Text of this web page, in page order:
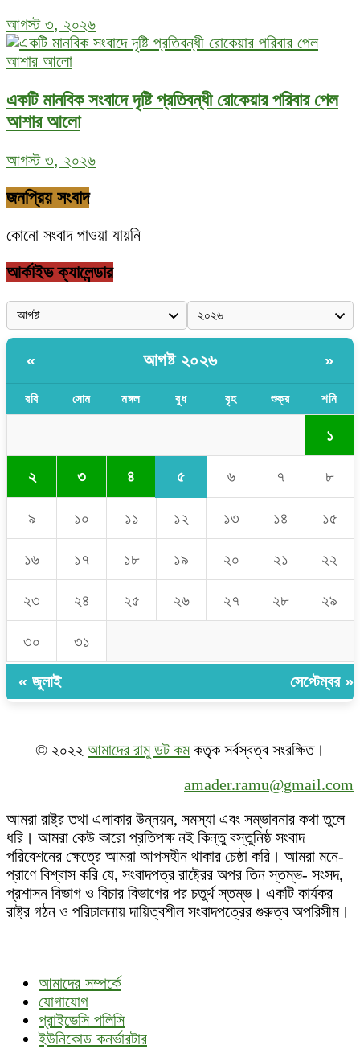
আগস্ট ৩, ২০২৬
একটি মানবিক সংবাদে দৃষ্টি প্রতিবন্ধী রোকেয়ার পরিবার পেল
আশার আলো
আগস্ট ৩, ২০২৬
জনপ্রিয় সংবাদ
কোনো সংবাদ পাওয়া যায়নি
আর্কাইভ ক্যালেন্ডার
« আগষ্ট ২০২৬ »
রবি সোম মঙ্গল বুধ বৃহ শুক্র শনি
১
২ ৩ ৪ ৫ ৬ ৭ ৮
৯ ১০ ১১ ১২ ১৩ ১৪ ১৫
১৬ ১৭ ১৮ ১৯ ২০ ২১ ২২
২৩ ২৪ ২৫ ২৬ ২৭ ২৮ ২৯
৩০ ৩১
« জুলাই সেপ্টেম্বর »
© ২০২২ আমাদের রামু ডট কমকতৃক সর্বস্বত্ব সংরক্ষিত।
amader.ramu@gmail.com
আমরা রাষ্ট্র তথা এলাকার উন্নয়ন, সমস্যা এবং সম্ভাবনার কথা তুলে
ধরি। আমরা কেউ কারো প্রতিপক্ষ নই কিন্তু বস্তুনিষ্ঠ সংবাদ
পরিবেশনের ক্ষেত্রে আমরা আপসহীন থাকার চেষ্ঠা করি। আমরা মনে-
প্রাণে বিশ্বাস করি যে, সংবাদপত্র রাষ্ট্রের অপর তিন স্তম্ভ- সংসদ,
প্রশাসন বিভাগ ও বিচার বিভাগের পর চতুর্থ স্তম্ভ। একটি কার্যকর
রাষ্ট্র গঠন ও পরিচালনায় দায়িত্বশীল সংবাদপত্রের গুরুত্ব অপরিসীম।
আমাদের সম্পর্কে
যোগাযোগ
প্রাইভেসি পলিসি
ইউনিকোড কনর্ভারটার